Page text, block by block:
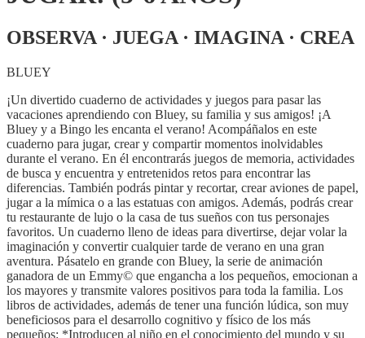
OBSERVA · JUEGA · IMAGINA · CREA
BLUEY
¡Un divertido cuaderno de actividades y juegos para pasar las
vacaciones aprendiendo con Bluey, su familia y sus amigos! ¡A
Bluey y a Bingo les encanta el verano! Acompáñalos en este
cuaderno para jugar, crear y compartir momentos inolvidables
durante el verano. En él encontrarás juegos de memoria, actividades
de busca y encuentra y entretenidos retos para encontrar las
diferencias. También podrás pintar y recortar, crear aviones de papel,
jugar a la mímica o a las estatuas con amigos. Además, podrás crear
tu restaurante de lujo o la casa de tus sueños con tus personajes
favoritos. Un cuaderno lleno de ideas para divertirse, dejar volar la
imaginación y convertir cualquier tarde de verano en una gran
aventura. Pásatelo en grande con Bluey, la serie de animación
ganadora de un Emmy© que engancha a los pequeños, emocionan a
los mayores y transmite valores positivos para toda la familia. Los
libros de actividades, además de tener una función lúdica, son muy
beneficiosos para el desarrollo cognitivo y físico de los más
pequeños: *Introducen al niño en el conocimiento del mundo y su